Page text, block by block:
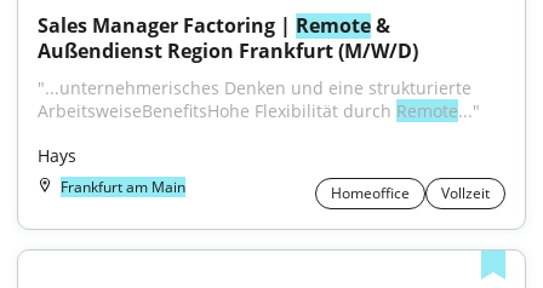
Sales Manager Factoring | Remote &
Außendienst Region Frankfurt (M/W/D)
"...unternehmerisches Denken und eine strukturierte
ArbeitsweiseBenefitsHohe Flexibilität durch Remote..."
Hays
Frankfurt am Main Homeoffice Vollzeit